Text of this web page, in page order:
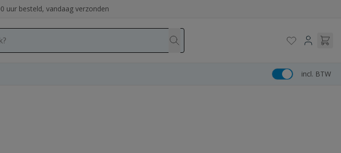
uur besteld, vandaag verzonden
incl. BTW